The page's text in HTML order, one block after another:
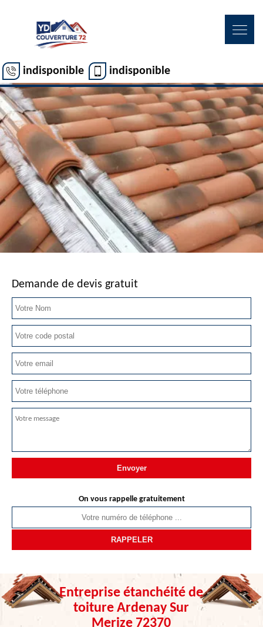
indisponible indisponible
Demande de devis gratuit
On vous rappelle gratuitement
Entreprise étanchéité de
toiture Ardenay Sur
Merize 72370